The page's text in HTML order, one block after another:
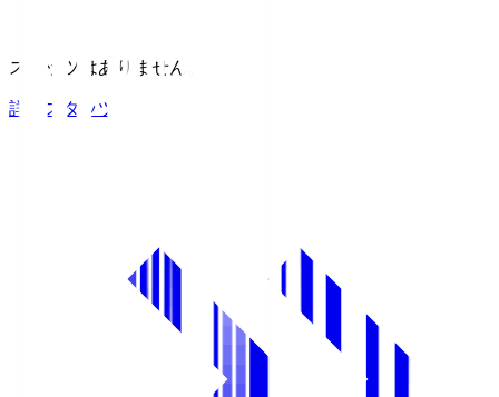
スタッツはありません。
詳細スタッツ